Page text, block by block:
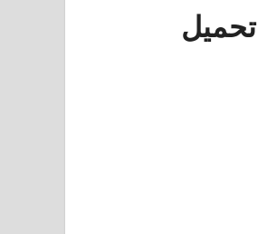
Encryptomatic MailDex 2024 v2.4.18.0 تحميل